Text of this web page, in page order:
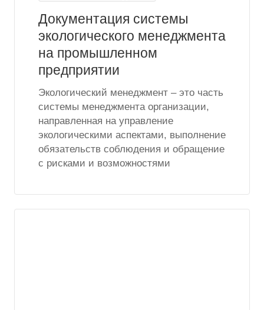
Документация системы
экологического менеджмента
на промышленном
предприятии
Экологический менеджмент – это часть
системы менеджмента организации,
направленная на управление
экологическими аспектами, выполнение
обязательств соблюдения и обращение
с рисками и возможностями